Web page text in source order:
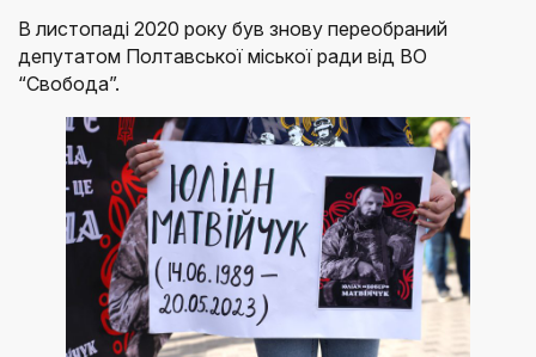
В листопаді 2020 року був знову переобраний
депутатом Полтавської міської ради від ВО
“Свобода”.